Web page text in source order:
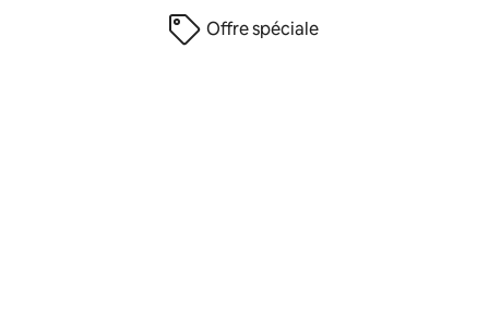
Offre spéciale